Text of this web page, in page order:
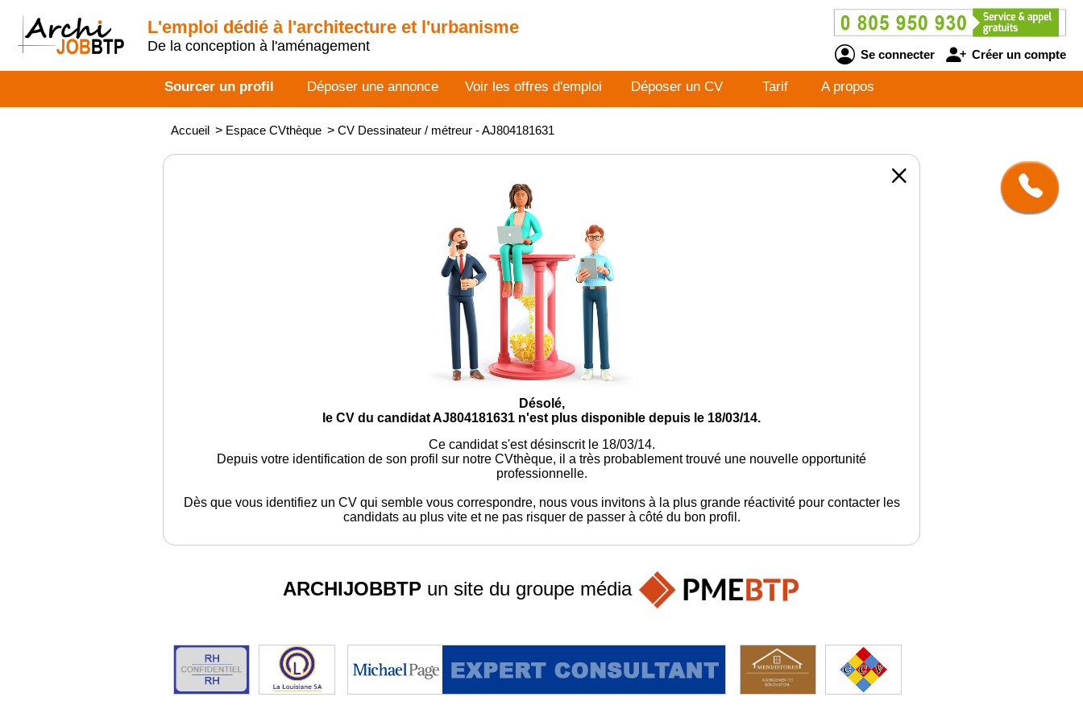
L'emploi dédié à l'architecture et l'urbanisme
De la conception à l'aménagement
Se connecter Créer un compte
Sourcer un profil Déposer une annonce Voir les offres d'emploi Déposer un CV Tarif A propos
Accueil > Espace CVthèque > CV Dessinateur / métreur - AJ804181631
Désolé,
le CV du candidat AJ804181631 n'est plus disponible depuis le 18/03/14.
Ce candidat s'est désinscrit le 18/03/14.
Depuis votre identification de son profil sur notre CVthèque, il a très probablement trouvé une nouvelle opportunité
professionnelle.
Dès que vous identifiez un CV qui semble vous correspondre, nous vous invitons à la plus grande réactivité pour contacter les
candidats au plus vite et ne pas risquer de passer à côté du bon profil.
ARCHIJOBBTPun site du groupe média